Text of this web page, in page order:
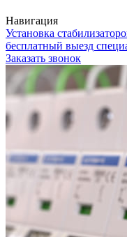
Навигация
Установка
бесплатный выезд
Заказать звонок